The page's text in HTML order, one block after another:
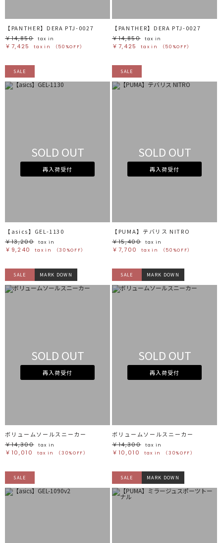
【PANTHER】DERA PTJ-0027
￥14,850
tax in
￥7,425 tax in （50%OFF）
【PANTHER】DERA PTJ-0027
￥14,850
tax in
￥7,425 tax in （50%OFF）
SALE
SOLD OUT
再入荷受付
【asics】GEL-1130
￥13,200
tax in
￥9,240 tax in （30%OFF）
SALE
SOLD OUT
再入荷受付
【PUMA】テバリス NITRO
￥15,400
tax in
￥7,700 tax in （50%OFF）
SALE MARK DOWN
SOLD OUT
再入荷受付
ボリュームソールスニーカー
￥14,300
tax in
￥10,010 tax in （30%OFF）
SALE MARK DOWN
SOLD OUT
再入荷受付
ボリュームソールスニーカー
￥14,300
tax in
￥10,010 tax in （30%OFF）
SALE SALE MARK DOWN